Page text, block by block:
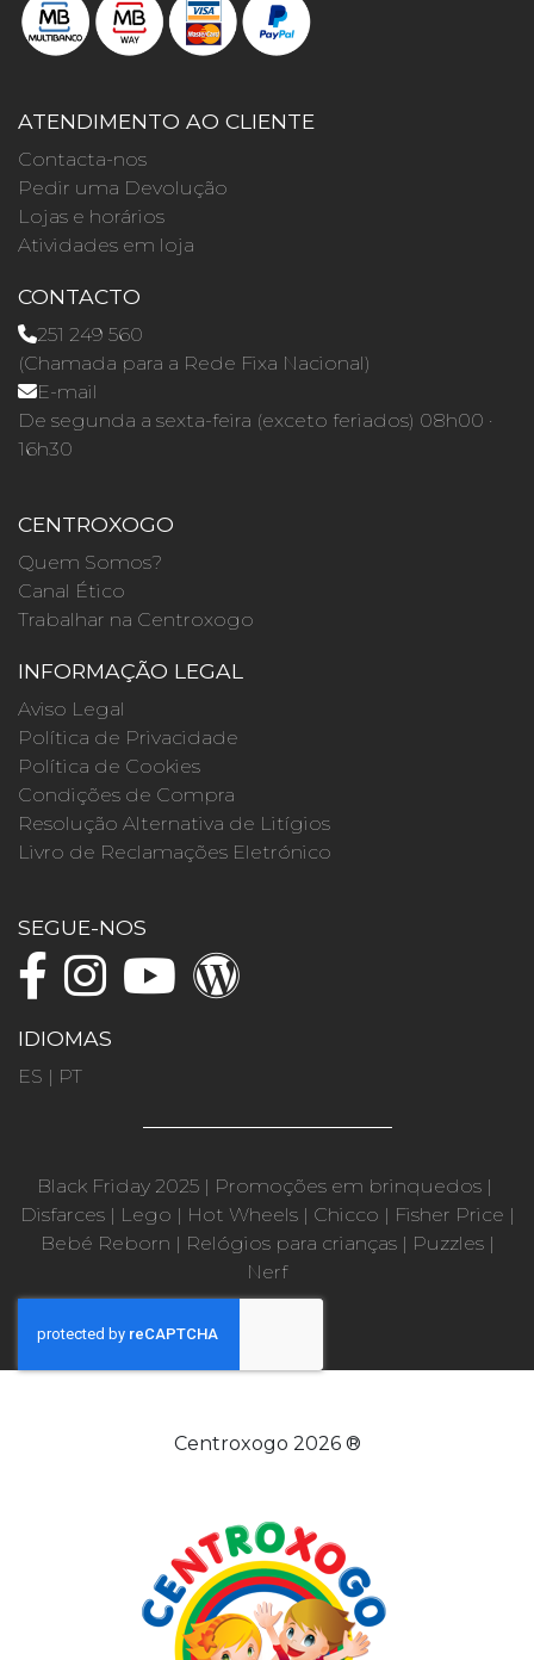
ATENDIMENTO AO CLIENTE
Contacta-nos
Pedir uma Devolução
Lojas e horários
Atividades em loja
CONTACTO
251 249 560
(Chamada para a Rede Fixa Nacional)
E-mail
De segunda a sexta-feira (exceto feriados) 08h00 ·
16h30
CENTROXOGO
Quem Somos?
Canal Ético
Trabalhar na Centroxogo
INFORMAÇÃO LEGAL
Aviso Legal
Política de Privacidade
Política de Cookies
Condições de Compra
Resolução Alternativa de Litígios
Livro de Reclamações Eletrónico
SEGUE-NOS
IDIOMAS
ES | PT
Black Friday 2025 | Promoções em brinquedos |
Disfarces| Lego | Hot Wheels| Chicco | Fisher Price |
Bebé Reborn | Relógios para crianças| Puzzles|
Nerf
Centroxogo 2026 ®